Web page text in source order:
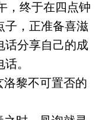
，终于在四点钟
子，正准备喜滋
话分享自己的成
。
黎不可置否的